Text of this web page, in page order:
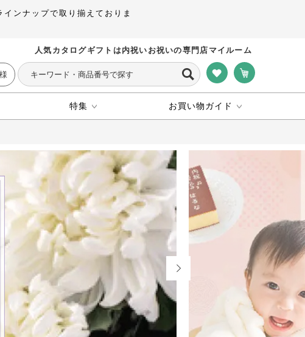
ンナップで取り揃えておりま
人気カタログギフトは内祝いお祝いの専門店マイルーム
特集 お買い物ガイド